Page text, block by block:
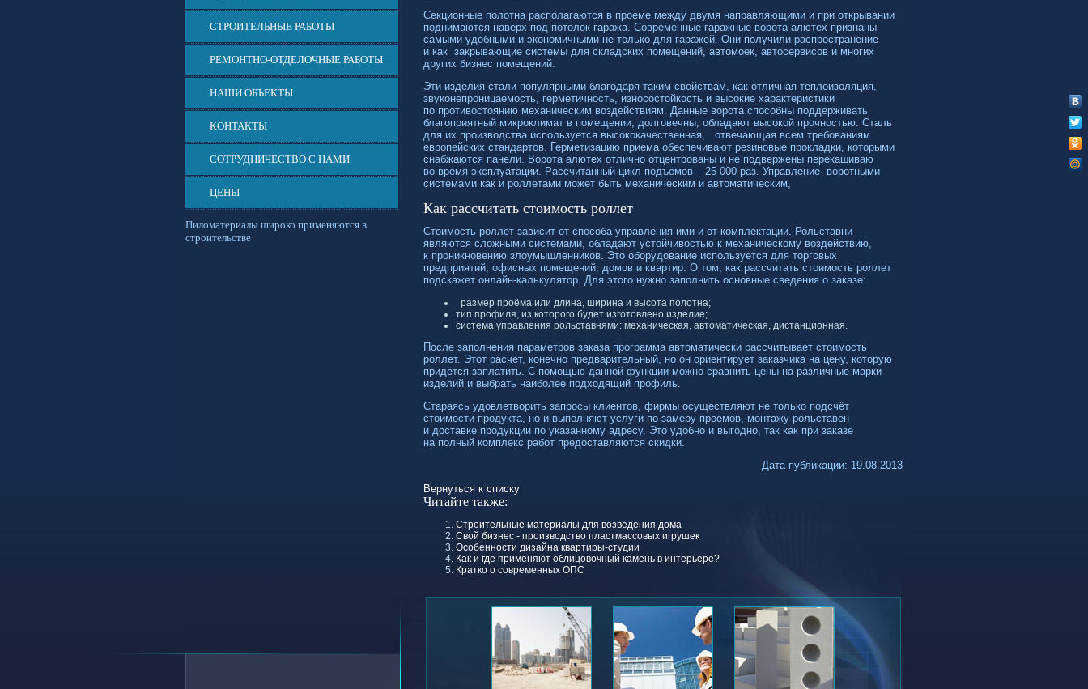
СТРОИТЕЛЬНЫЕ РАБОТЫ
РЕМОНТНО-ОТДЕЛОЧНЫЕ РАБОТЫ
НАШИ ОБЪЕКТЫ
КОНТАКТЫ
СОТРУДНИЧЕСТВО С НАМИ
ЦЕНЫ
Пиломатериалы широко применяются в
строительстве
Секционные полотна располагаются в проеме между двумя направляющими и при открывании
поднимаются наверх под потолок гаража. Современные гаражные ворота алютех признаны
самыми удобными и экономичными не только для гаражей. Они получили распространение
и как закрывающие системы для складских помещений, автомоек, автосервисов и многих
других бизнес помещений.
Эти изделия стали популярными благодаря таким свойствам, как отличная теплоизоляция,
звуконепроницаемость, герметичность, износостойкость и высокие характеристики
по противостоянию механическим воздействиям. Данные ворота способны поддерживать
благоприятный микроклимат в помещении, долговечны, обладают высокой прочностью. Сталь
для их производства используется высококачественная, отвечающая всем требованиям
европейских стандартов. Герметизацию приема обеспечивают резиновые прокладки, которыми
снабжаются панели. Ворота алютех отлично отцентрованы и не подвержены перекашиваю
во время эксплуатации. Рассчитанный цикл подъёмов – 25 000 раз. Управление воротными
системами как и роллетами может быть механическим и автоматическим,
Как рассчитать стоимость роллет
Стоимость роллет зависит от способа управления ими и от комплектации. Рольставни
являются сложными системами, обладают устойчивостью к механическому воздействию,
к проникновению злоумышленников. Это оборудование используется для торговых
предприятий, офисных помещений, домов и квартир. О том, как рассчитать стоимость роллет
подскажет онлайн-калькулятор. Для этого нужно заполнить основные сведения о заказе:
размер проёма или длина, ширина и высота полотна;
тип профиля, из которого будет изготовлено изделие;
система управления рольставнями: механическая, автоматическая, дистанционная.
После заполнения параметров заказа программа автоматически рассчитывает стоимость
роллет. Этот расчет, конечно предварительный, но он ориентирует заказчика на цену, которую
придётся заплатить. С помощью данной функции можно сравнить цены на различные марки
изделий и выбрать наиболее подходящий профиль.
Стараясь удовлетворить запросы клиентов, фирмы осуществляют не только подсчёт
стоимости продукта, но и выполняют услуги по замеру проёмов, монтажу рольставен
и доставке продукции по указанному адресу. Это удобно и выгодно, так как при заказе
на полный комплекс работ предоставляются скидки.
Дата публикации: 19.08.2013
Вернуться к списку
Читайте также:
Строительные материалы для возведения дома
Свой бизнес - производство пластмассовых игрушек
Особенности дизайна квартиры-студии
Как и где применяют облицовочный камень в интерьере?
Кратко о современных ОПС